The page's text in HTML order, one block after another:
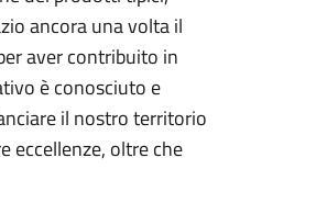
ancora una volta il
aver contribuito in
è conosciuto e
il nostro territorio
eccellenze, oltre che